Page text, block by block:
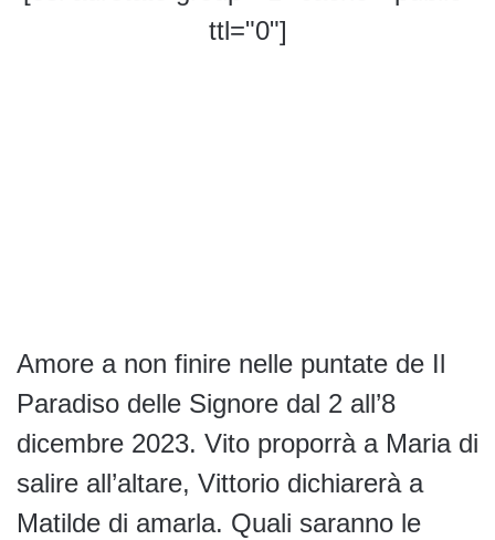
ttl="0"]
Amore a non finire nelle puntate de Il
Paradiso delle Signore dal 2 all’8
dicembre 2023. Vito proporrà a Maria di
salire all’altare, Vittorio dichiarerà a
Matilde di amarla. Quali saranno le